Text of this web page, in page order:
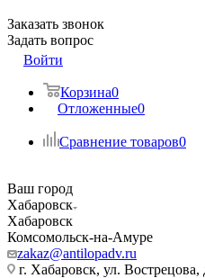
Заказать звонок
Задать вопрос
Войти
Корзина0
Отложенные0
Сравнение товаров0
Ваш город
Хабаровск
Хабаровск
Комсомольск-на-Амуре
zakaz@antilopadv.ru
г. Хабаровск, ул. Вострецова,